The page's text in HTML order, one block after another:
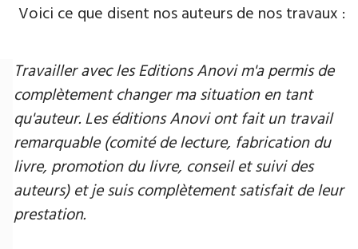
Voici ce que disent nos auteurs de nos travaux :
Travailler avec les Editions Anovi m'a permis de
complètement changer ma situation en tant
qu'auteur. Les éditions Anovi ont fait un travail
remarquable (comité de lecture, fabrication du
livre, promotion du livre, conseil et suivi des
auteurs) et je suis complètement satisfait de leur
prestation.